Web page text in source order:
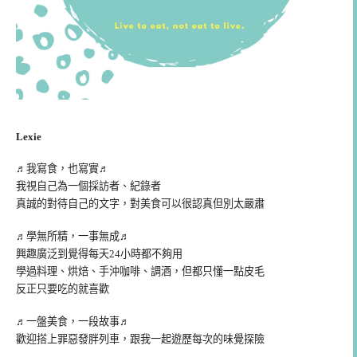
Lexie
♬我寫食，也寫實♬
我視自己為一個採訪者、紀錄者
真誠的對待自己的文字，對美食可以很認真但別太嚴肅
♬學無所精，一事無成♬
興趣廣泛到覺得每天24小時都不夠用
學過料理、烘焙、手沖咖啡、調酒，但都只懂一點皮毛
反正只要吃的就喜歡
♬一盤美食，一段故事♬
歡迎搭上罪惡發胖列車，跟我一起遊歷每次的味覺探險